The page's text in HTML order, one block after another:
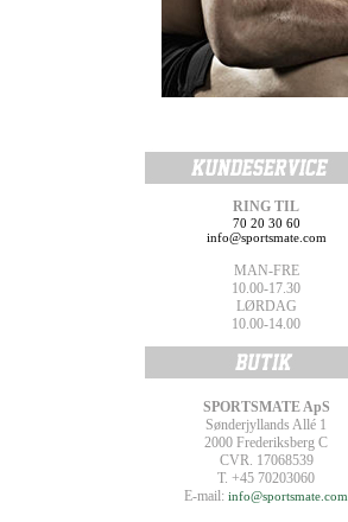
RING TIL
70 20 30 60
info@sportsmate.com
MAN-FRE
10.00-17.30
LØRDAG
10.00-14.00
SPORTSMATE ApS
Sønderjyllands Allé 1
2000 Frederiksberg C
CVR. 17068539
T. +45 70203060
E-mail: info@sportsmate.com